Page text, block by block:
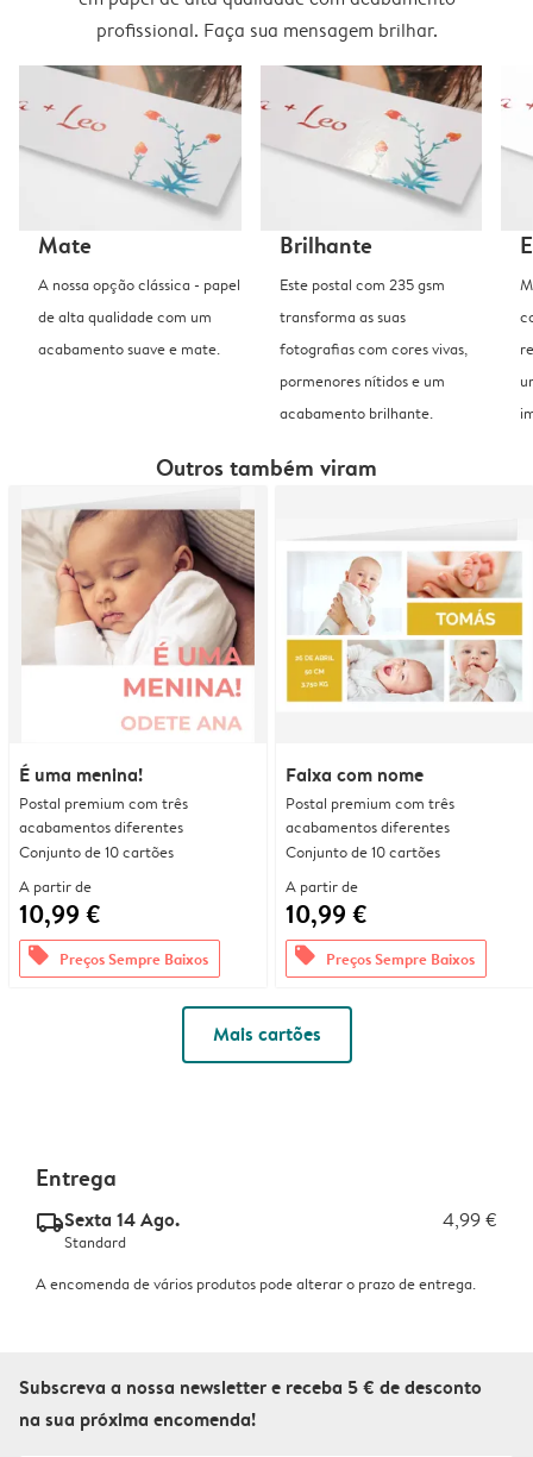
profissional. Faça sua mensagem brilhar.
Mate
A nossa opção clássica - papel
de alta qualidade com um
acabamento suave e mate.
Brilhante
Este postal com 235 gsm
transforma as suas
fotografias com cores vivas,
pormenores nítidos e um
acabamento brilhante.
Outros também viram
É uma menina!
Postal premium com três
acabamentos diferentes
Conjunto de 10 cartões
A partir de
10,99 €
offers Preços Sempre Baixos
Faixa com nome
Postal premium com três
acabamentos diferentes
Conjunto de 10 cartões
A partir de
10,99 €
offers Preços Sempre Baixos
Mais cartões
Entrega
delivery_standard_v2Sexta 14 Ago. 4,99 €
Standard
A encomenda de vários produtos pode alterar o prazo de entrega.
Subscreva a nossa newsletter e receba 5 € de desconto
na sua próxima encomenda!